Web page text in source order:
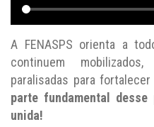
A FENASPS orienta a
continuem
paralisadas para
parte fundamental
unida!